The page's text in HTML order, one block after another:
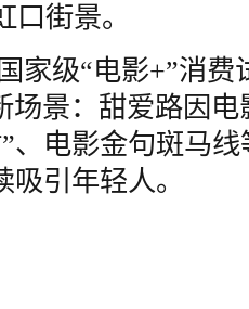
街景。
家级“电影+”消费
场景：甜爱路因
、电影金句斑马
引年轻人。